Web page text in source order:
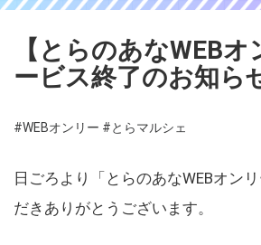
【とらのあなWEB
ービス終了のお知ら
#WEBオンリー #とらマルシェ
日ごろより「とらのあなWEBオン
だきありがとうございます。